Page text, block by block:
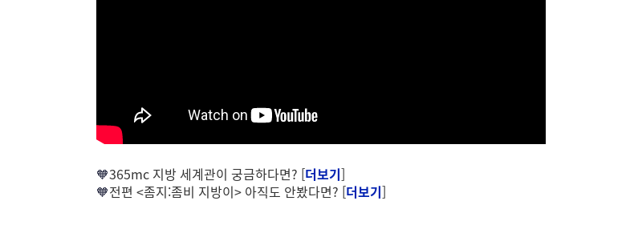
🧡365mc 지방 세계관이 궁금하다면? [더보기]
🧡전편 <좀지:좀비 지방이> 아직도 안봤다면? [더보기]